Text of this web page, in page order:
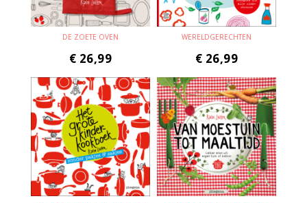
DE ZOETE OVEN
€ 26,99
WERELDGERECHTEN
€ 26,99